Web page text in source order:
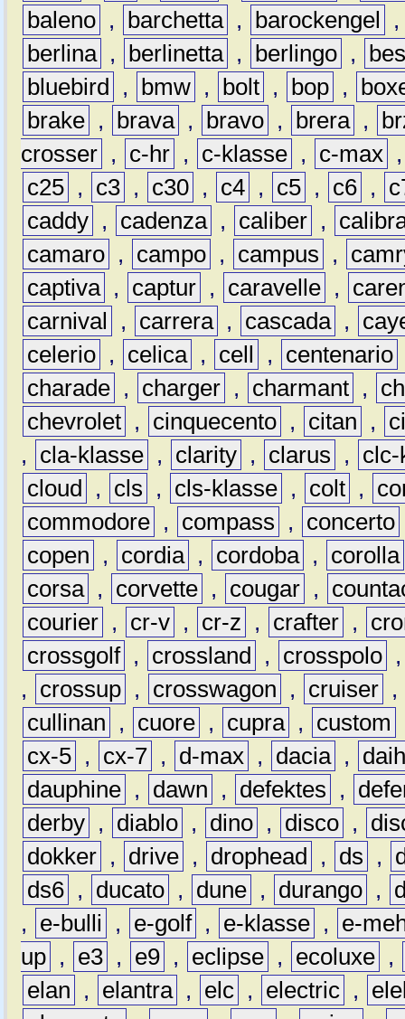
baleno , barchetta , barockengel
berlina , berlinetta , berlingo ,
bluebird
, bmw , bolt , bop ,
brake , brava , bravo , brera ,
crosser , c-hr , c-klasse , c-max
c25 , c3 , c30 , c4 , c5 , c6 ,
caddy , cadenza , caliber ,
camaro , campo , campus ,
captiva , captur , caravelle ,
carnival
, carrera , cascada ,
celerio , celica , cell , centenario
charade , charger , charmant ,
chevrolet , cinquecento , citan ,
,
cla-klasse , clarity , clarus ,
clc-
cloud
, cls , cls-klasse , colt ,
commodore , compass , concerto
copen
, cordia , cordoba ,
corolla
corsa , corvette , cougar ,
courier , cr-v , cr-z , crafter ,
crossgolf , crossland , crosspolo
,
crossup , crosswagon , cruiser ,
cullinan
, cuore , cupra , custom
cx-5 , cx-7 , d-max , dacia ,
dauphine , dawn , defektes ,
derby , diablo , dino , disco ,
dokker , drive , drophead , ds ,
ds6 , ducato , dune , durango ,
,
e-bulli , e-golf , e-klasse ,
e-
up , e3 , e9 , eclipse , ecoluxe ,
elan
, elantra , elc , electric ,